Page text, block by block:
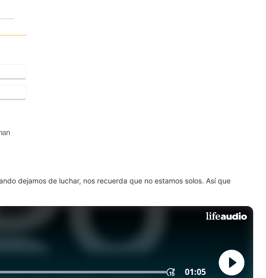
dejamos de luchar, nos recuerda que no estamos solos. Así que